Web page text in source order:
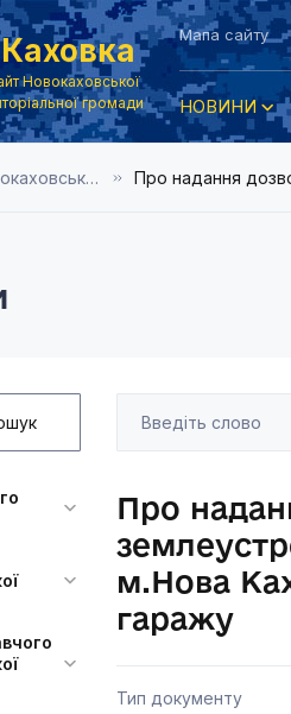
Новокаховської
громади
Мапа сайту
НОВИНИ
Рішення Новокаховської міської ради 2021 рік Про надання
Про
м.Нова
гаражу
Тип документу